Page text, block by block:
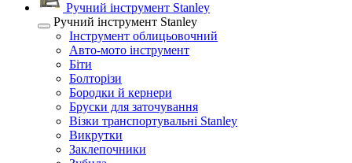
Ручний інструмент Stanley
Ручний інструмент Stanley
Інструмент облицьовочний
Авто-мото інструмент
Біти
Болторізи
Бородки й кернери
Бруски для заточування
Візки транспортувальні Stanley
Викрутки
Заклепочники